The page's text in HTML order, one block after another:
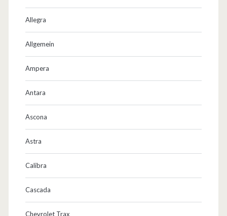
Allegra
Allgemein
Ampera
Antara
Ascona
Astra
Calibra
Cascada
Chevrolet Trax